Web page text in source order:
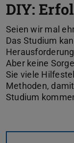
DIY:
Seien wir mal
Das Studium
Aber keine
Sie viele
Methoden,
Studium